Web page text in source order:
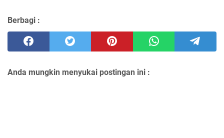
Berbagi :
Anda mungkin menyukai postingan ini :